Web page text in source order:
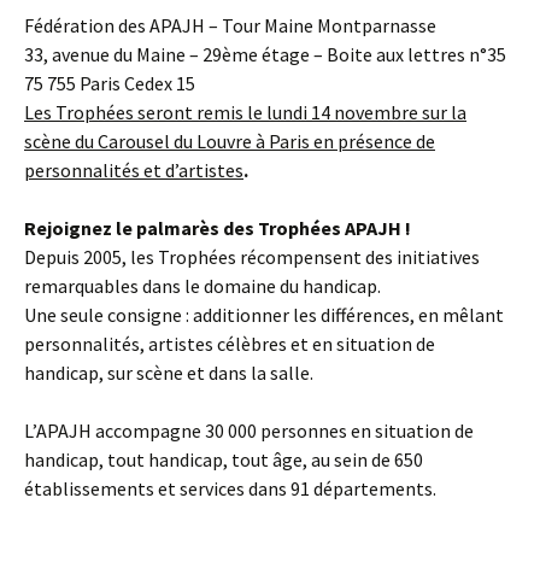
Fédération des APAJH – Tour Maine Montparnasse
33, avenue du Maine – 29ème étage – Boite aux lettres n°35
75 755 Paris Cedex 15
Les Trophées seront remis le lundi 14 novembre sur la
scène du Carousel du Louvre à Paris en présence de
personnalités et d’artistes.
Rejoignez le palmarès des Trophées APAJH !
Depuis 2005, les Trophées récompensent des initiatives
remarquables dans le domaine du handicap.
Une seule consigne : additionner les différences, en mêlant
personnalités, artistes célèbres et en situation de
handicap, sur scène et dans la salle.
L’APAJH accompagne 30 000 personnes en situation de
handicap, tout handicap, tout âge, au sein de 650
établissements et services dans 91 départements.